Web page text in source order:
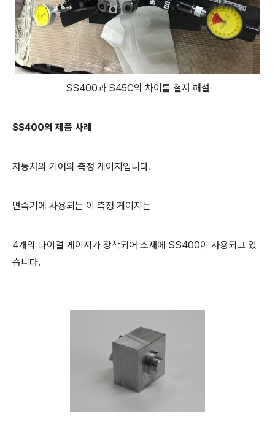
SS400과 S45C의 차이를 철저 해설
SS400의 제품 사례
자동차의 기어의 측정 게이지입니다.
변속기에 사용되는 이 측정 게이지는
4개의 다이얼 게이지가 장착되어 소재에 SS400이 사용되고 있
습니다.